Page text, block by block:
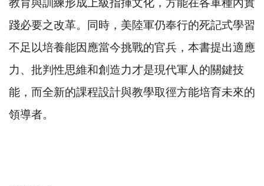
教育與訓練形成上級指揮文化，方能在各軍種內實
踐必要之改革。同時，美陸軍仍奉行的死記式學習
不足以培養能因應當今挑戰的官兵，本書提出適應
力、批判性思維和創造力才是現代軍人的關鍵技
能，而全新的課程設計與教學取徑方能培育未來的
領導者。